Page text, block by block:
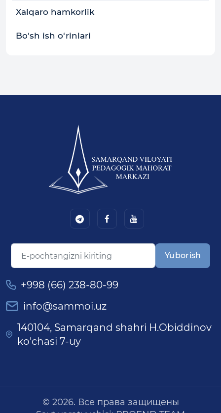
Xalqaro hamkorlik
Bo‘sh ish o‘rinlari
Yuborish
+998 (66) 238-80-99
info@sammoi.uz
140104, Samarqand shahri H.Obiddinov
ko'chasi 7-uy
© 2026. Все права защищены